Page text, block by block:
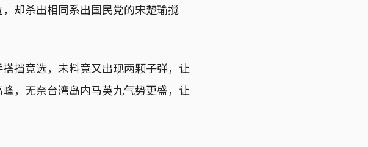
却杀出相同系出国民党的宋楚瑜搅
挡竞选，未料竟又出现两颗子弹，让
，无奈台湾岛内马英九气势更盛，让